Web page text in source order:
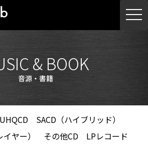
& BOOK
音源・書籍
UHQCD
SACD（ハイブリッド）
ヤー）
その他CD
LPレコード